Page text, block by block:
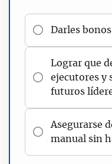
Darles
Lograr que
ejecutores y
futuros
Asegurarse
manual sin